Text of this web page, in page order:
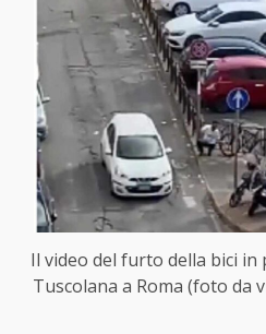
Il video del furto della bici
Tuscolana a Roma (foto da